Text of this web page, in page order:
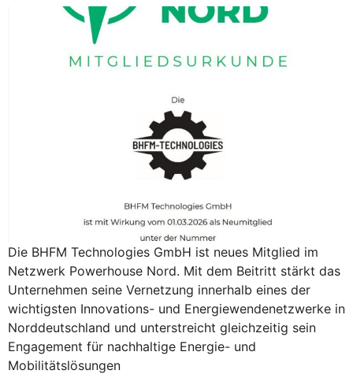
Die BHFM Technologies GmbH ist neues Mitglied im
Netzwerk Powerhouse Nord. Mit dem Beitritt stärkt das
Unternehmen seine Vernetzung innerhalb eines der
wichtigsten Innovations- und Energiewendenetzwerke in
Norddeutschland und unterstreicht gleichzeitig sein
Engagement für nachhaltige Energie- und
Mobilitätslösungen